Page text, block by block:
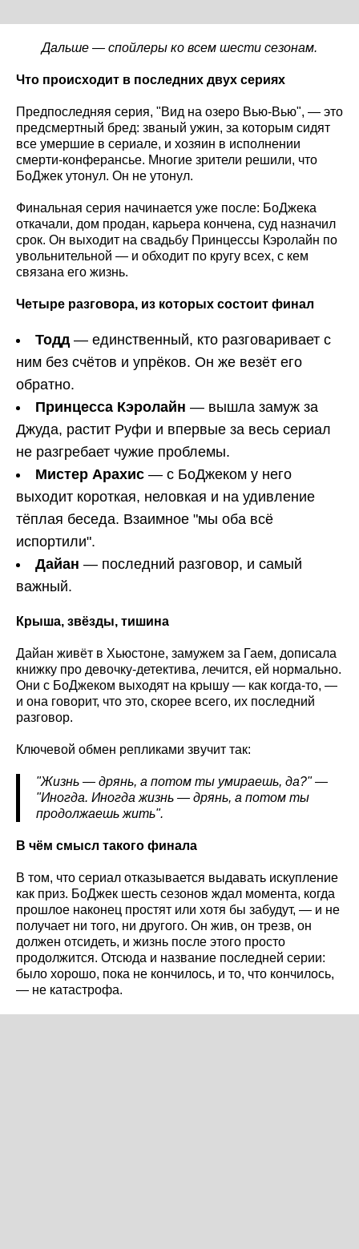
Дальше — спойлеры ко всем шести сезонам.
Что происходит в последних двух сериях
Предпоследняя серия, "Вид на озеро Вью-Вью", — это
предсмертный бред: званый ужин, за которым сидят
все умершие в сериале, и хозяин в исполнении
смерти-конферансье. Многие зрители решили, что
БоДжек утонул. Он не утонул.
Финальная серия начинается уже после: БоДжека
откачали, дом продан, карьера кончена, суд назначил
срок. Он выходит на свадьбу Принцессы Кэролайн по
увольнительной — и обходит по кругу всех, с кем
связана его жизнь.
Четыре разговора, из которых состоит финал
Тодд — единственный, кто разговаривает с
ним без счётов и упрёков. Он же везёт его
обратно.
Принцесса Кэролайн — вышла замуж за
Джуда, растит Руфи и впервые за весь сериал
не разгребает чужие проблемы.
Мистер Арахис — с БоДжеком у него
выходит короткая, неловкая и на удивление
тёплая беседа. Взаимное "мы оба всё
испортили".
Дайан — последний разговор, и самый
важный.
Крыша, звёзды, тишина
Дайан живёт в Хьюстоне, замужем за Гаем, дописала
книжку про девочку-детектива, лечится, ей нормально.
Они с БоДжеком выходят на крышу — как когда-то, —
и она говорит, что это, скорее всего, их последний
разговор.
Ключевой обмен репликами звучит так:
"Жизнь — дрянь, а потом ты умираешь, да?" —
"Иногда. Иногда жизнь — дрянь, а потом ты
продолжаешь жить".
В чём смысл такого финала
В том, что сериал отказывается выдавать искупление
как приз. БоДжек шесть сезонов ждал момента, когда
прошлое наконец простят или хотя бы забудут, — и не
получает ни того, ни другого. Он жив, он трезв, он
должен отсидеть, и жизнь после этого просто
продолжится. Отсюда и название последней серии:
было хорошо, пока не кончилось, и то, что кончилось,
— не катастрофа.